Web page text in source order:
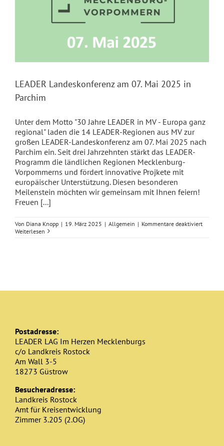
LEADER Landeskonferenz am 07. Mai 2025 in
Parchim
Unter dem Motto "30 Jahre LEADER in MV - Europa ganz
regional" laden die 14 LEADER-Regionen aus MV zur
großen LEADER-Landeskonferenz am 07. Mai 2025 nach
Parchim ein. Seit drei Jahrzehnten stärkt das LEADER-
Programm die ländlichen Regionen Mecklenburg-
Vorpommerns und fördert innovative Projkete mit
europäischer Unterstützung. Diesen besonderen
Meilenstein möchten wir gemeinsam mit Ihnen feiern!
Freuen [...]
Von Diana Knopp | 19. März 2025 | Allgemein | Kommentare deaktiviertfür
Weiterlesen
Postadresse:
LEADER LAG Im Herzen Mecklenburgs
c/o Landkreis Rostock
Am Wall 3-5
18273 Güstrow
Besucheradresse:
Landkreis Rostock
Amt für Kreisentwicklung
Zimmer 3.205 (2.OG)